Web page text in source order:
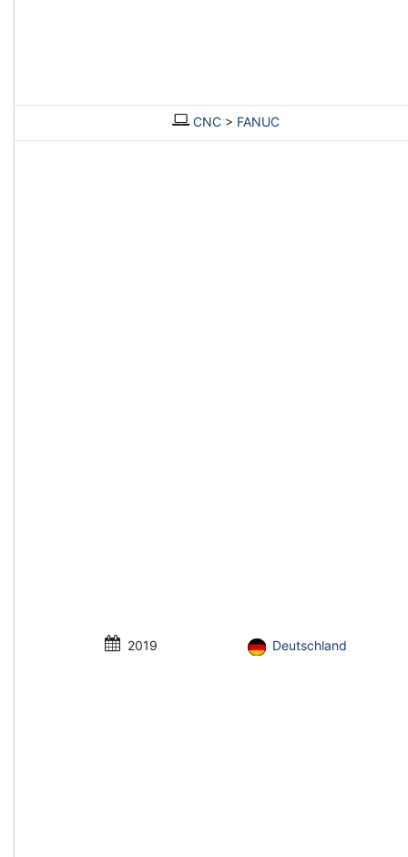
CNC > FANUC
2019 Deutschland